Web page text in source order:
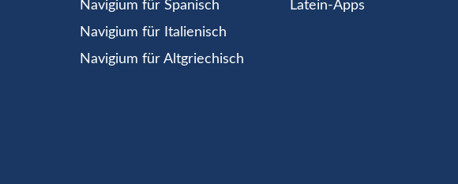
Navigium für Spanisch
Navigium für Italienisch
Navigium für Altgriechisch
Latein-Apps